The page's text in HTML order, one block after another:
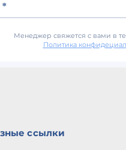
*
Менеджер свяжется с вами в
Политика
ссылки